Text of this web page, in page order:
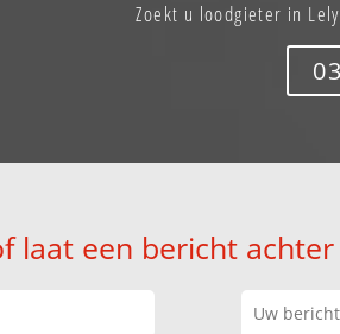
Zoekt u loodgieter in
laat een bericht